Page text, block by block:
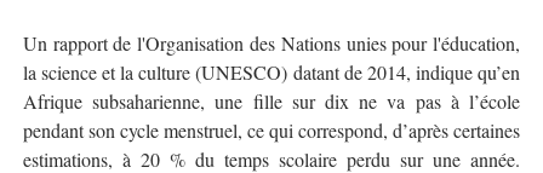
Un rapport de l'Organisation des Nations unies pour l'éducation,
la science et la culture (UNESCO) datant de 2014, indique qu’en
Afrique subsaharienne, une fille sur dix ne va pas à l’école
pendant son cycle menstruel, ce qui correspond, d’après certaines
estimations, à 20 % du temps scolaire perdu sur une année.